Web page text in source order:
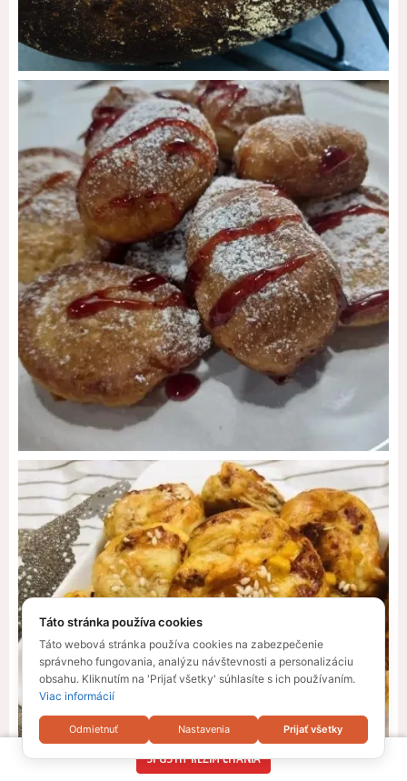
SPUSTIŤ REŽIM ČÍTANIA
Táto stránka používa cookies
Táto webová stránka používa cookies na zabezpečenie
správneho fungovania, analýzu návštevnosti a personalizáciu
obsahu. Kliknutím na 'Prijať všetky' súhlasíte s ich používaním.
Viac informácií
Odmietnuť Nastavenia Prijať všetky